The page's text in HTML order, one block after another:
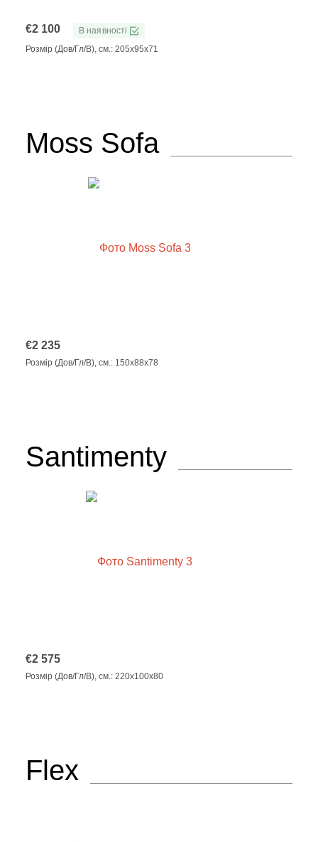
€2 100
В наявності
Розмір (Дов/Гл/В), см.: 205х95х71
Moss Sofa
€2 235
Розмір (Дов/Гл/В), см.: 150x88x78
Santimenty
€2 575
Розмір (Дов/Гл/В), см.: 220x100x80
Flex